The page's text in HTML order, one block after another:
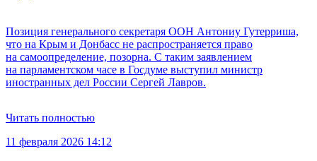
Позиция генерального секретаря ООН Антониу Гутерриша,
что на Крым и Донбасс не распространяется право
на самоопределение, позорна. С таким заявлением
на парламентском часе в Госдуме выступил министр
иностранных дел России Сергей Лавров.
Читать полностью
11 февраля 2026 14:12